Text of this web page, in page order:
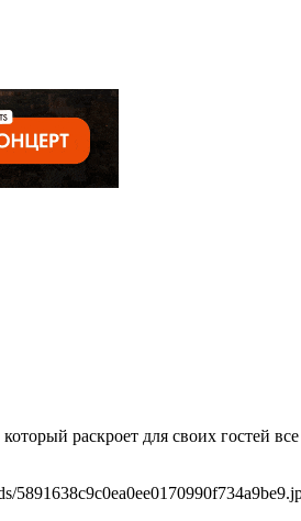
раскроет для своих гостей